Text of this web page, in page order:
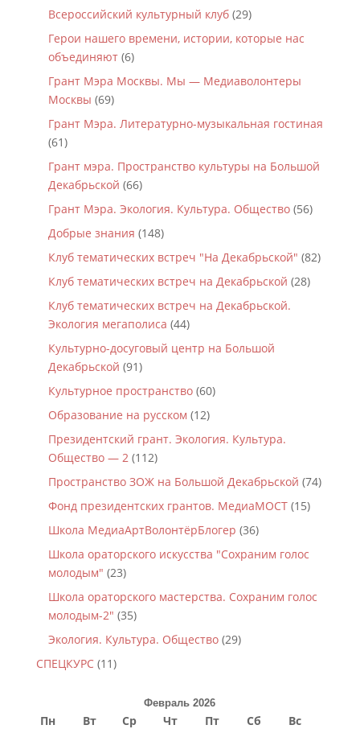
Всероссийский культурный клуб(29)
Герои нашего времени, истории, которые нас
объединяют(6)
Грант Мэра Москвы. Мы — Медиаволонтеры
Москвы (69)
Грант Мэра. Литературно-музыкальная гостиная
(61)
Грант мэра. Пространство культуры на Большой
Декабрьской (66)
Грант Мэра. Экология. Культура. Общество(56)
Добрые знания (148)
Клуб тематических встреч "На Декабрьской" (82)
Клуб тематических встреч на Декабрьской (28)
Клуб тематических встреч на Декабрьской.
Экология мегаполиса (44)
Культурно-досуговый центр на Большой
Декабрьской (91)
Культурное пространство(60)
Образование на русском (12)
Президентский грант. Экология. Культура.
Общество — 2(112)
Пространство ЗОЖ на Большой Декабрьской (74)
Фонд президентских грантов. МедиаМОСТ(15)
Школа МедиаАртВолонтёрБлогер (36)
Школа ораторского искусства "Сохраним голос
молодым" (23)
Школа ораторского мастерства. Сохраним голос
молодым-2" (35)
Экология. Культура. Общество(29)
СПЕЦКУРС(11)
Февраль 2026
Пн Вт Ср Чт Пт Сб
Вс